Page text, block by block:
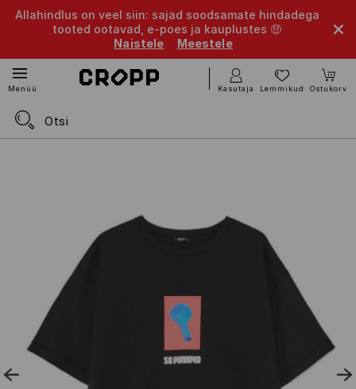
Allahindlus on veel siin: sajad soodsamate hindadega
tooted ootavad, e-poes ja kauplustes 🤑
Naistele
Meestele
Menüü Kasutaja Lemmikud Ostukorv